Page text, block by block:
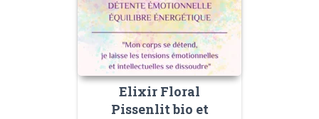
Elixir Floral
Pissenlit bio et